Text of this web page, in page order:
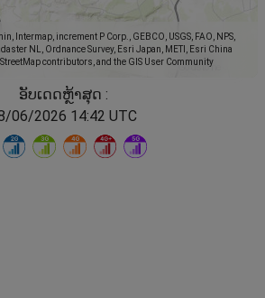
Intermap, increment P Corp., GEBCO, USGS, FAO, NPS,
NL, Ordnance Survey, Esri Japan, METI, Esri China
contributors, and the GIS User Community
ອັບເດດຫຼ້າສຸດ :
06/2026 14:42 UTC